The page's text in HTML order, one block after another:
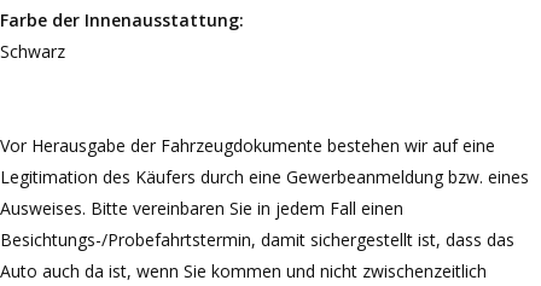
Farbe der Innenausstattung:
Schwarz
Vor Herausgabe der Fahrzeugdokumente bestehen wir auf eine
Legitimation des Käufers durch eine Gewerbeanmeldung bzw. eines
Ausweises. Bitte vereinbaren Sie in jedem Fall einen
Besichtungs-/Probefahrtstermin, damit sichergestellt ist, dass das
Auto auch da ist, wenn Sie kommen und nicht zwischenzeitlich